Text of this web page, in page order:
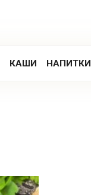
КАШИ НАПИТКИ